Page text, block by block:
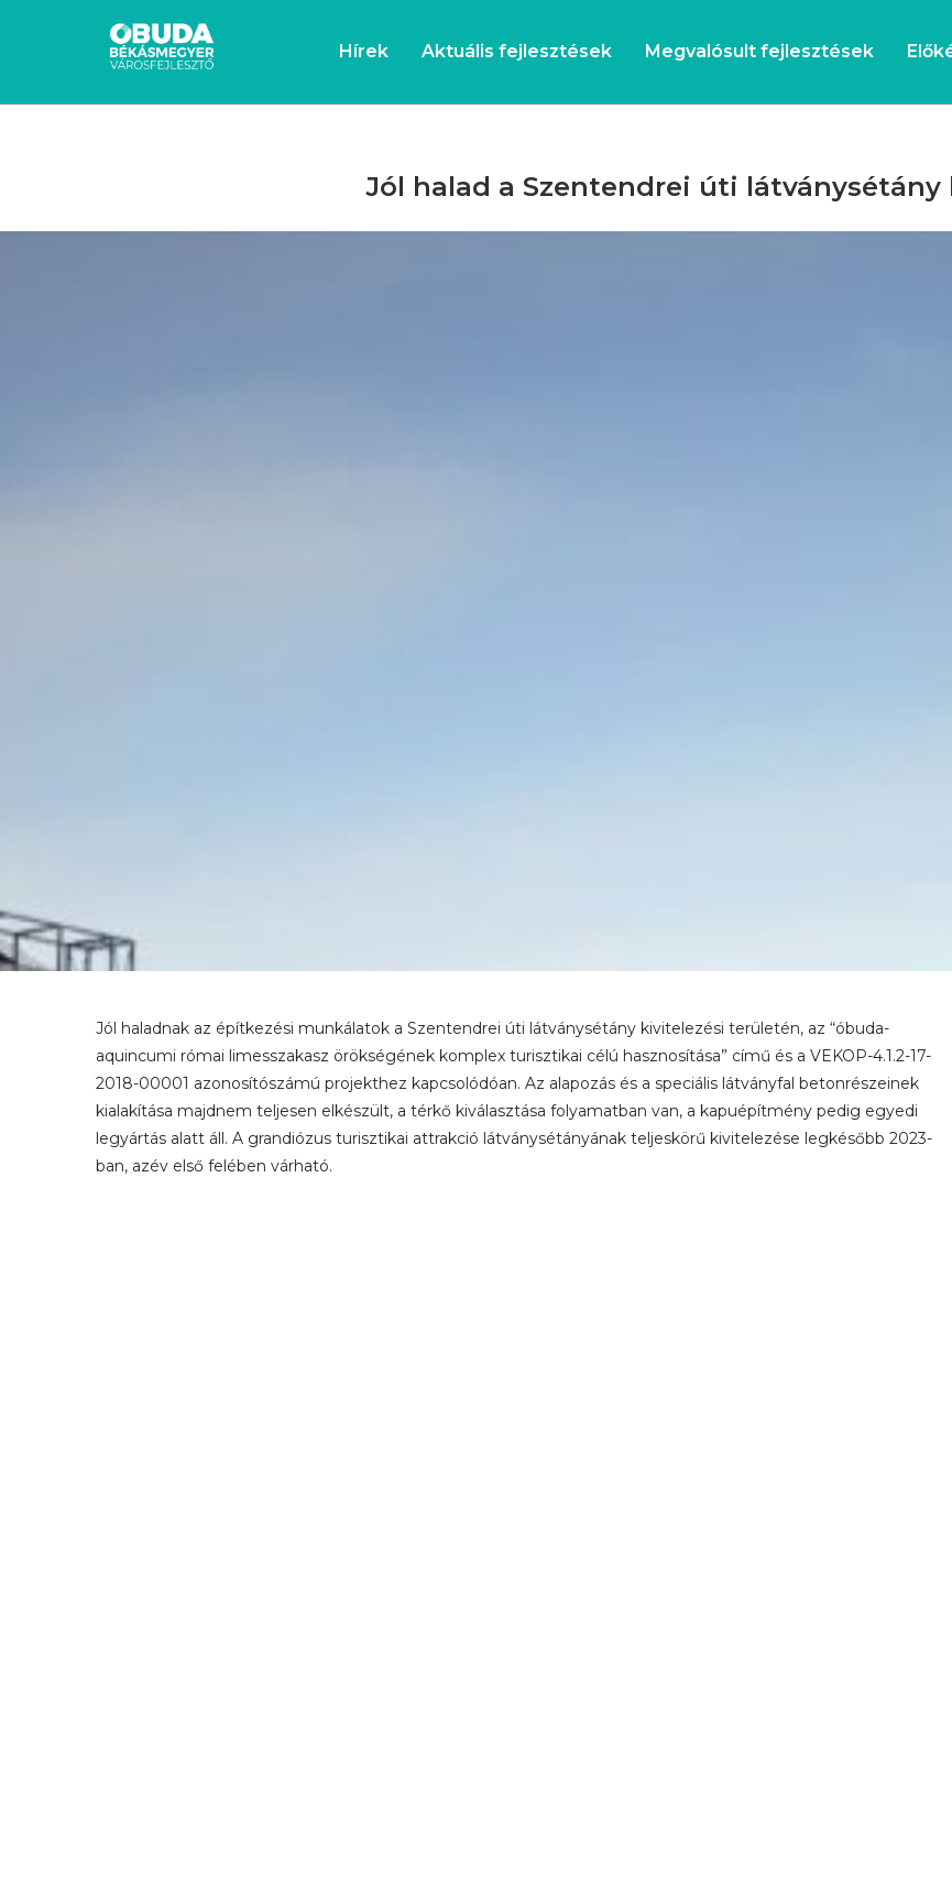
Hírek Aktuális fejlesztések Megvalósult fejlesztések
Jól halad a Szentendrei úti látványsétány
Jól haladnak az építkezési munkálatok a Szentendrei úti látványsétány kivitelezési területén, az “óbuda-
aquincumi római limesszakasz örökségének komplex turisztikai célú hasznosítása” című és a VEKOP-4.1.2-17-
2018-00001 azonosítószámú projekthez kapcsolódóan. Az alapozás és a speciális látványfal betonrészeinek
kialakítása majdnem teljesen elkészült, a térkő kiválasztása folyamatban van, a kapuépítmény pedig egyedi
legyártás alatt áll. A grandiózus turisztikai attrakció látványsétányának teljeskörű kivitelezése legkésőbb 2023-
ban, azév első felében várható.